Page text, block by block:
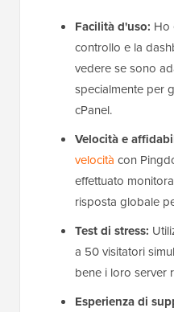
Facilità d'uso: Ho
controllo e la
vedere se sono
specialmente per
cPanel.
Velocità e
velocità con
effettuato
risposta globale
Test di stress:
a 50 visitatori
bene i loro server
Esperienza di